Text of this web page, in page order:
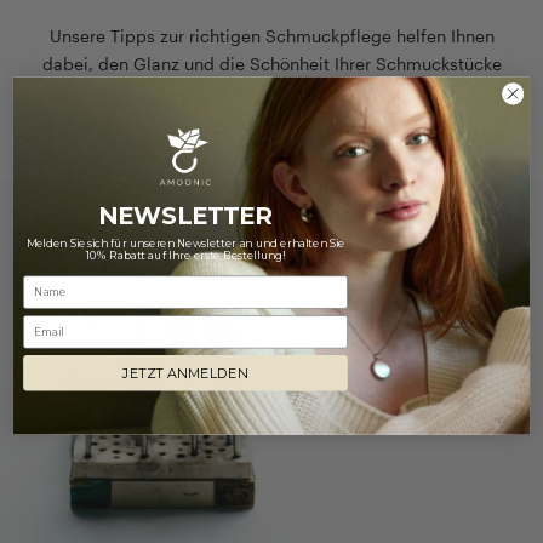
Unsere Tipps zur richtigen Schmuckpflege helfen Ihnen
dabei, den Glanz und die Schönheit Ihrer Schmuckstücke
lange zu erhalten!
Hier finden Sie unsere Pflegehinweise
NEWSLETTER
Melden Sie sich für unseren Newsletter an und erhalten Sie
10% Rabatt auf Ihre erste Bestellung!
Email
JETZT ANMELDEN